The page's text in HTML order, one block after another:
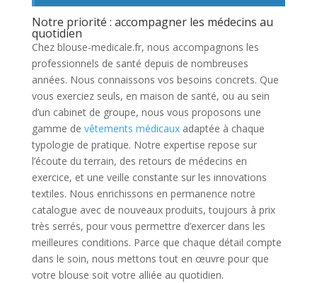
Notre priorité : accompagner les médecins au
quotidien
Chez blouse-medicale.fr, nous accompagnons les
professionnels de santé depuis de nombreuses
années. Nous connaissons vos besoins concrets. Que
vous exerciez seuls, en maison de santé, ou au sein
d’un cabinet de groupe, nous vous proposons une
gamme de vêtements médicauxadaptée à chaque
typologie de pratique. Notre expertise repose sur
l’écoute du terrain, des retours de médecins en
exercice, et une veille constante sur les innovations
textiles. Nous enrichissons en permanence notre
catalogue avec de nouveaux produits, toujours à prix
très serrés, pour vous permettre d’exercer dans les
meilleures conditions. Parce que chaque détail compte
dans le soin, nous mettons tout en œuvre pour que
votre blouse soit votre alliée au quotidien.